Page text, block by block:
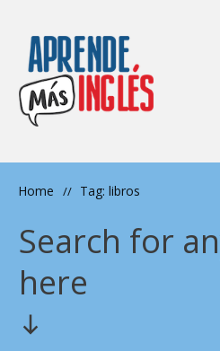
Home // Tag: libros
Search for
here